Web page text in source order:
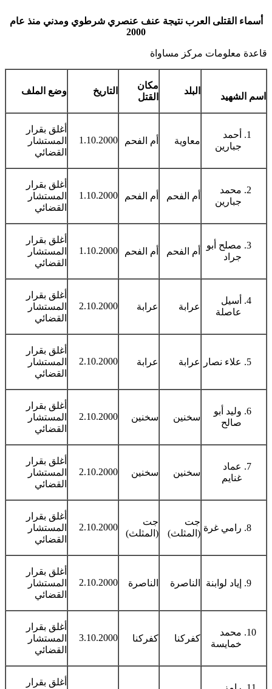
أسماء القتلى العرب نتيجة عنف عنصري شرطوي ومدني منذ عام
2000
قاعدة معلومات مركز مساواة
اسم الشهيد
البلد
مكان
القتل
التاريخ وضع الملف
أحمد
جبارين
معاوية أم الفحم 1.10.2000
أغلق بقرار
المستشار
القضائي
محمد
جبارين
أم الفحم أم الفحم 1.10.2000
أغلق بقرار
المستشار
القضائي
مصلح أبو
جراد
أم الفحم أم الفحم 1.10.2000
أغلق بقرار
المستشار
القضائي
أسيل
عاصلة
عرابة عرابة 2.10.2000
أغلق بقرار
المستشار
القضائي
علاء نصار عرابة عرابة 2.10.2000
أغلق بقرار
المستشار
القضائي
وليد أبو
صالح
سخنين سخنين 2.10.2000
أغلق بقرار
المستشار
القضائي
عماد
غنايم
سخنين سخنين 2.10.2000
أغلق بقرار
المستشار
القضائي
رامي غرة
جت
(المثلث)
جت
(المثلث)
2.10.2000
أغلق بقرار
المستشار
القضائي
إياد لوابنة الناصرة الناصرة 2.10.2000
أغلق بقرار
المستشار
القضائي
محمد
خمايسة
كفركنا كفركنا 3.10.2000
أغلق بقرار
المستشار
القضائي
أغلق بقرار